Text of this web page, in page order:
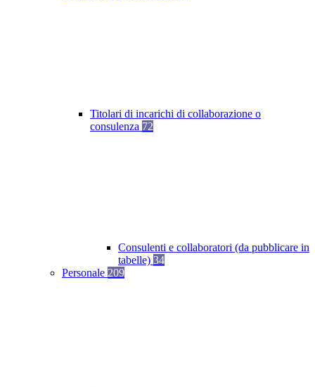
Titolari di incarichi di collaborazione o
consulenza 72
Consulenti e collaboratori (da pubblicare in
tabelle) 34
Personale 209